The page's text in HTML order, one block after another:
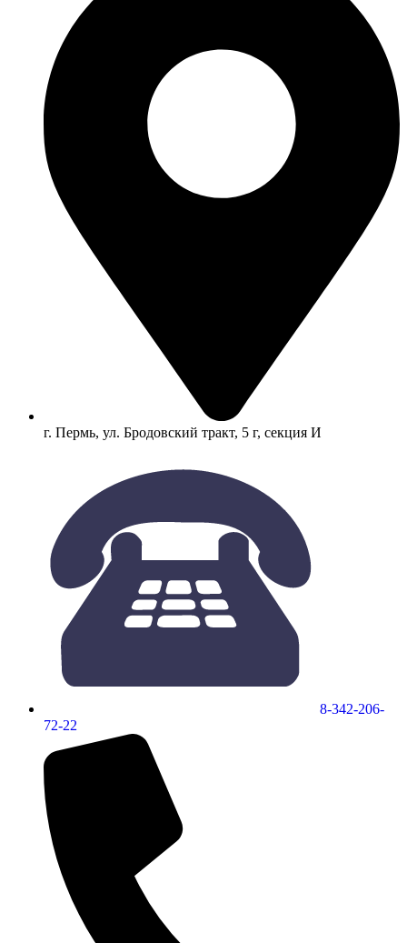
г. Пермь, ул. Бродовский тракт, 5 г, секция И
8-342-206-
72-22